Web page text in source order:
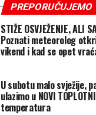
PREPORUČUJEMO
STIŽE OSVJEŽENJE, ALI
Poznati meteorolog
vikend i kad se opet
U subotu malo svježije,
ulazimo u NOVI
temperatura